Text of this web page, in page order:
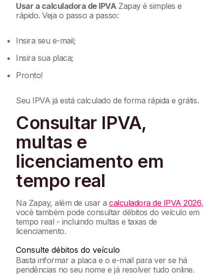
Usar a calculadora de IPVA Zapay é simples e
rápido. Veja o passo a passo:
Insira seu e-mail;
Insira sua placa;
Pronto!
Seu IPVA já está calculado de forma rápida e grátis.
Consultar IPVA,
multas e
licenciamento em
tempo real
Na Zapay, além de usar acalculadora de IPVA 2026,
você também pode consultar débitos do veículo em
tempo real - incluindo multas e taxas de
licenciamento.
Consulte débitos do veículo
Basta informar a placa e o e-mail para ver se há
pendências no seu nome e já resolver tudo online.